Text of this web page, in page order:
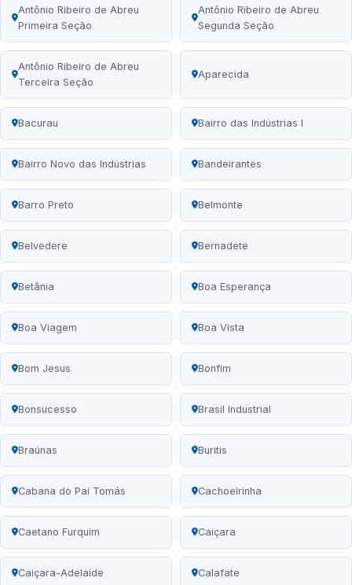
Antônio Ribeiro de Abreu
Primeira Seção
Antônio Ribeiro de Abreu
Segunda Seção
Antônio Ribeiro de Abreu
Terceira Seção
Aparecida
Bacurau Bairro das Indústrias I
Bairro Novo das Indústrias Bandeirantes
Barro Preto Belmonte
Belvedere Bernadete
Betânia Boa Esperança
Boa Viagem Boa Vista
Bom Jesus Bonfim
Bonsucesso Brasil Industrial
Braúnas Buritis
Cabana do Pai Tomás Cachoeirinha
Caetano Furquim Caiçara
Caiçara-Adelaide Calafate